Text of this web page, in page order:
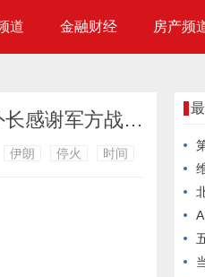
道 金融财经 房产频
伊朗和以色列宣布正式停火！此前伊朗一个多小时向以发射三轮导弹，伊外长感谢军方战斗到“最后一刻”
伊朗 停火 时间
当